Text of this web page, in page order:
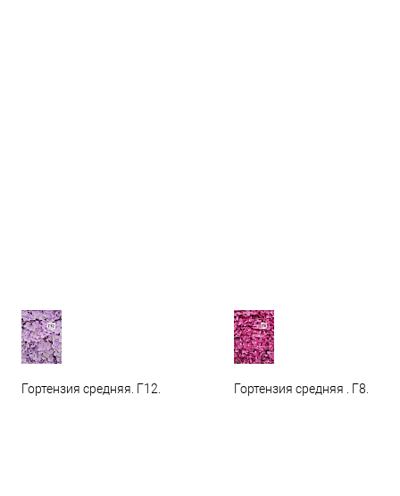
Гортензия средняя. Г12. Гортензия средняя . Г8.